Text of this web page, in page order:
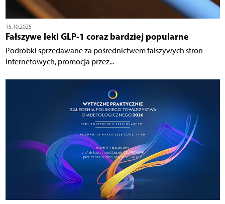
15.10.2025
Fałszywe leki GLP-1 coraz bardziej popularne
Podróbki sprzedawane za pośrednictwem fałszywych stron
internetowych, promocja przez...